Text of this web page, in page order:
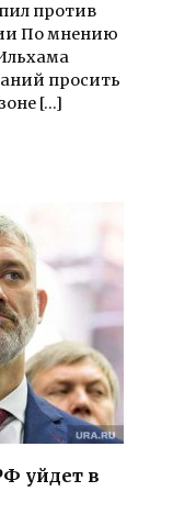
против
По мнению
просить
[…]
уйдет в